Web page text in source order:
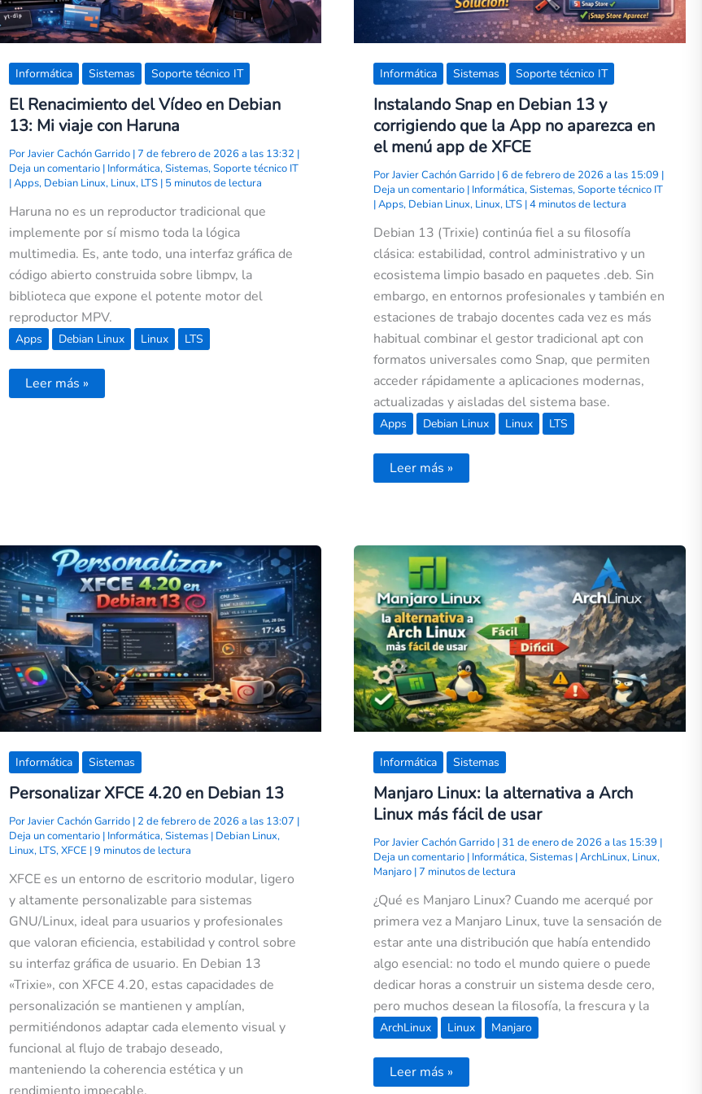
Informática Sistemas Soporte técnico IT
El Renacimiento del Vídeo en Debian
13: Mi viaje con Haruna
PorJavier Cachón Garrido |7 de febrero de 2026 a las 13:32 |
Deja un comentario | Informática,Sistemas,Soporte técnico IT
|Apps, Debian Linux, Linux, LTS | 5 minutos de lectura
Haruna no es un reproductor tradicional que
implemente por sí mismo toda la lógica
multimedia. Es, ante todo, una interfaz gráfica de
código abierto construida sobre libmpv, la
biblioteca que expone el potente motor del
reproductor MPV.
Apps Debian Linux Linux LTS
Leer más »
Informática Sistemas Soporte técnico IT
Instalando Snap en Debian 13 y
corrigiendo que la App no aparezca en
el menú app de XFCE
PorJavier Cachón Garrido |6 de febrero de 2026 a las 15:09 |
Deja un comentario | Informática,Sistemas,Soporte técnico IT
|Apps, Debian Linux, Linux, LTS |4 minutos de lectura
Debian 13 (Trixie) continúa fiel a su filosofía
clásica: estabilidad, control administrativo y un
ecosistema limpio basado en paquetes .deb. Sin
embargo, en entornos profesionales y también en
estaciones de trabajo docentes cada vez es más
habitual combinar el gestor tradicional apt con
formatos universales como Snap, que permiten
acceder rápidamente a aplicaciones modernas,
actualizadas y aisladas del sistema base.
Apps Debian Linux Linux LTS
menú
app
de
XFCE
Leer más »
Informática Sistemas
Personalizar XFCE 4.20 en Debian 13
PorJavier Cachón Garrido | 2 de febrero de 2026 a las 13:07 |
Deja un comentario | Informática,Sistemas | Debian Linux,
Linux, LTS,XFCE |9 minutos de lectura
XFCE es un entorno de escritorio modular, ligero
y altamente personalizable para sistemas
GNU/Linux, ideal para usuarios y profesionales
que valoran eficiencia, estabilidad y control sobre
su interfaz gráfica de usuario. En Debian 13
«Trixie», con XFCE 4.20, estas capacidades de
personalización se mantienen y amplían,
permitiéndonos adaptar cada elemento visual y
funcional al flujo de trabajo deseado,
manteniendo la coherencia estética y un
Personalizar
XFCE
4.20
en
Debian
13
Informática Sistemas
Manjaro Linux: la alternativa a Arch
Linux más fácil de usar
PorJavier Cachón Garrido |31 de enero de 2026 a las 15:39 |
Deja un comentario | Informática,Sistemas |ArchLinux, Linux,
Manjaro |7 minutos de lectura
¿Qué es Manjaro Linux? Cuando me acerqué por
primera vez a Manjaro Linux, tuve la sensación de
estar ante una distribución que había entendido
algo esencial: no todo el mundo quiere o puede
dedicar horas a construir un sistema desde cero,
pero muchos desean la filosofía, la frescura y la
ArchLinux Linux Manjaro
Manjaro
Linux:
la
alternativa
a
Arch
Linux
más
fácil
de
usar
Leer más »